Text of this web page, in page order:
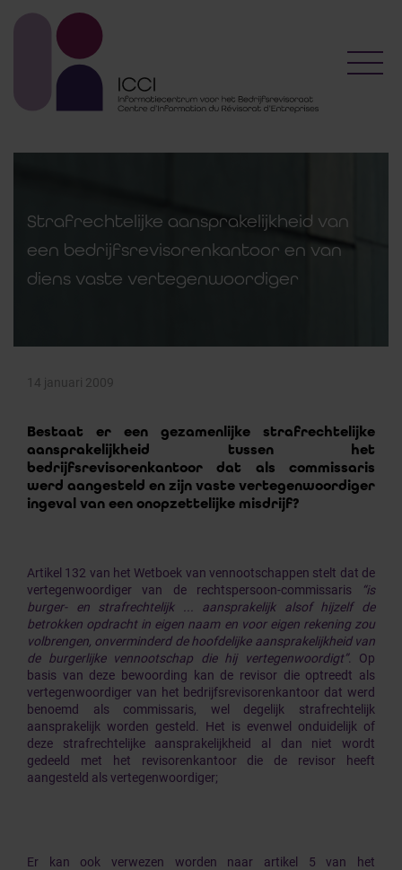
Strafrechtelijke aansprakelijkheid van
een bedrijfsrevisorenkantoor en van
diens vaste vertegenwoordiger
14 januari 2009
Bestaat er een gezamenlijke strafrechtelijke
aansprakelijkheid tussen het
bedrijfsrevisorenkantoor dat als commissaris
werd aangesteld en zijn vaste vertegenwoordiger
ingeval van een onopzettelijke misdrijf?
Artikel 132 van het Wetboek van vennootschappen stelt dat de
vertegenwoordiger van de rechtspersoon-commissaris
“is
burger- en strafrechtelijk ... aansprakelijk alsof hijzelf de
betrokken opdracht in eigen naam en voor eigen rekening zou
volbrengen, onverminderd de hoofdelijke aansprakelijkheid van
de burgerlijke vennootschap die hij vertegenwoordigt”. Op
basis van deze bewoording kan de revisor die optreedt als
vertegenwoordiger van het bedrijfsrevisorenkantoor dat werd
benoemd als commissaris, wel degelijk strafrechtelijk
aansprakelijk worden gesteld. Het is evenwel onduidelijk of
deze strafrechtelijke aansprakelijkheid al dan niet wordt
gedeeld met het revisorenkantoor die de revisor heeft
aangesteld als vertegenwoordiger;
Er kan ook verwezen worden naar artikel 5 van het